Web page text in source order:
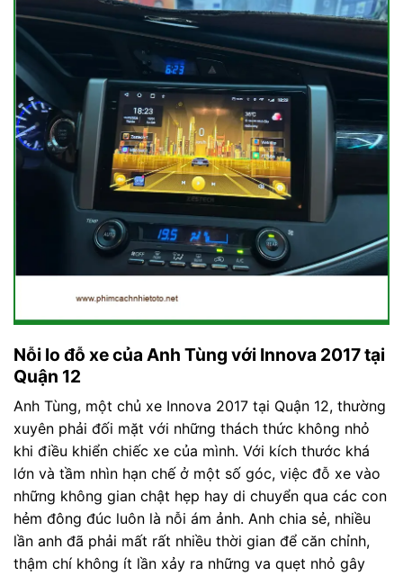
Nỗi lo đỗ xe của Anh Tùng với Innova 2017 tại
Quận 12
Anh Tùng, một chủ xe Innova 2017 tại Quận 12, thường
xuyên phải đối mặt với những thách thức không nhỏ
khi điều khiển chiếc xe của mình. Với kích thước khá
lớn và tầm nhìn hạn chế ở một số góc, việc đỗ xe vào
những không gian chật hẹp hay di chuyển qua các con
hẻm đông đúc luôn là nỗi ám ảnh. Anh chia sẻ, nhiều
lần anh đã phải mất rất nhiều thời gian để căn chỉnh,
thậm chí không ít lần xảy ra những va quẹt nhỏ gây